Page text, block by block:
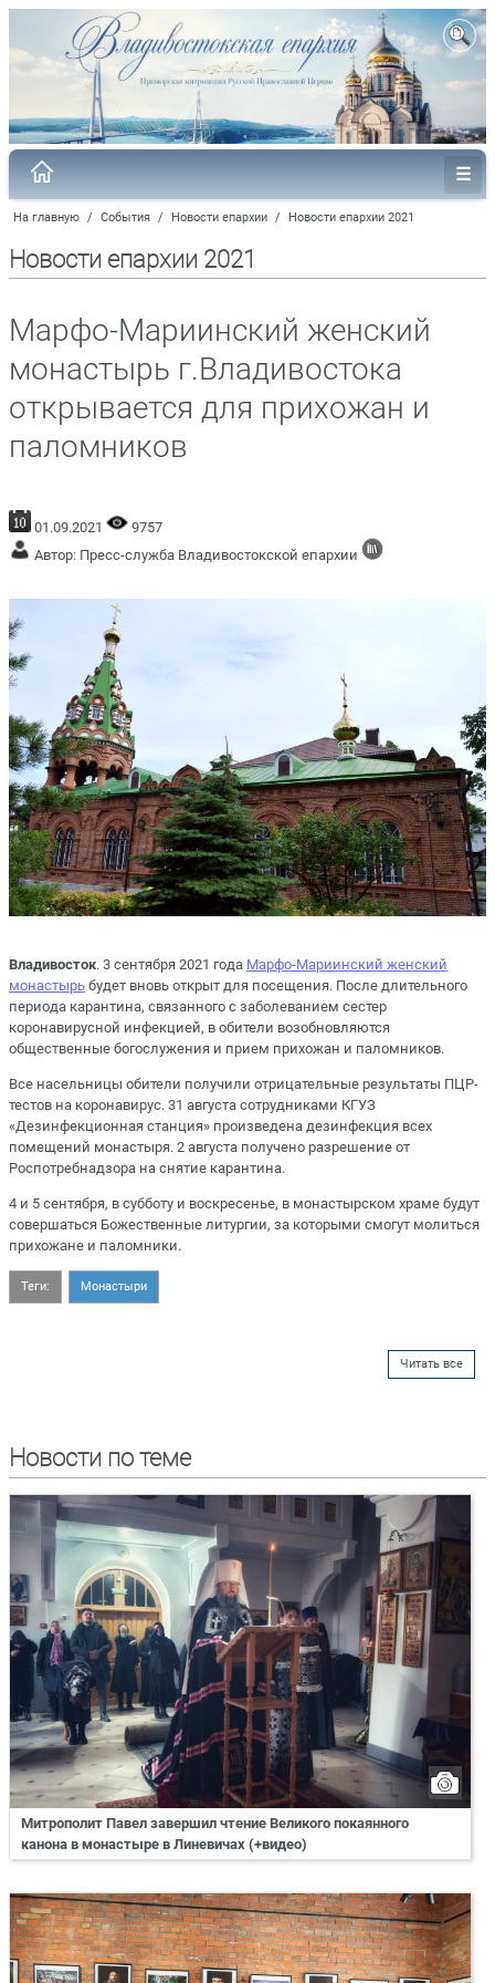
На главную / События / Новости епархии / Новости епархии 2021
Новости епархии 2021
Марфо-Мариинский женский
монастырь г.Владивостока
открывается для прихожан и
паломников
01.09.2021
9757
Автор: Пресс-служба Владивостокской епархии
Владивосток. 3 сентября 2021 года Марфо-Мариинский женский
монастырь будет вновь открыт для посещения. После длительного
периода карантина, связанного с заболеванием сестер
коронавирусной инфекцией, в обители возобновляются
общественные богослужения и прием прихожан и паломников.
Все насельницы обители получили отрицательные результаты ПЦР-
тестов на коронавирус. 31 августа сотрудниками КГУЗ
«Дезинфекционная станция» произведена дезинфекция всех
помещений монастыря. 2 августа получено разрешение от
Роспотребнадзора на снятие карантина.
4 и 5 сентября, в субботу и воскресенье, в монастырском храме будут
совершаться Божественные литургии, за которыми смогут молиться
прихожане и паломники.
Теги: Монастыри
Читать все
Новости по теме
Митрополит Павел завершил чтение Великого покаянного
канона в монастыре в Линевичах (+видео)